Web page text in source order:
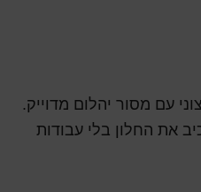
עם מסור יהלום מדוייק.
את החלון בלי עבודות